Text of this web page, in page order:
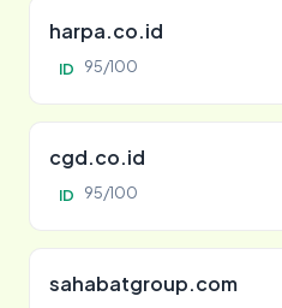
harpa.co.id
ID 95/100
cgd.co.id
ID 95/100
sahabatgroup.com